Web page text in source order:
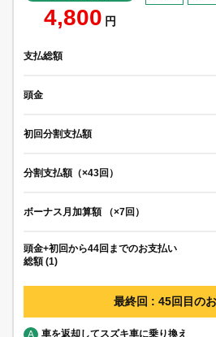
4,800 円
支払総額
頭金
初回分割支払額
分割支払額（×43回）
ボーナス月加算額 （×7回）
頭金+初回から44回までのお支払い
総額 (1)
最終回 : 45回目の
A
車を返却してスズキ車に乗り換え